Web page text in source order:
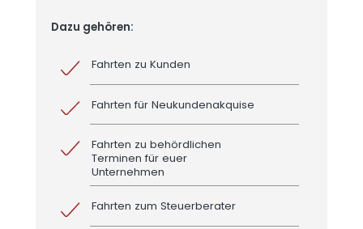
Dazu gehören:
Fahrten zu Kunden
Fahrten für Neukundenakquise
Fahrten zu behördlichen
Terminen für euer
Unternehmen
Fahrten zum Steuerberater